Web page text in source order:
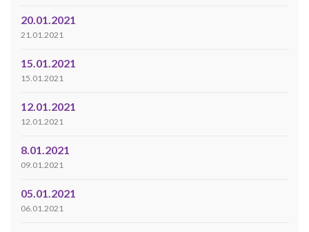
20.01.2021
21.01.2021
15.01.2021
15.01.2021
12.01.2021
12.01.2021
8.01.2021
09.01.2021
05.01.2021
06.01.2021